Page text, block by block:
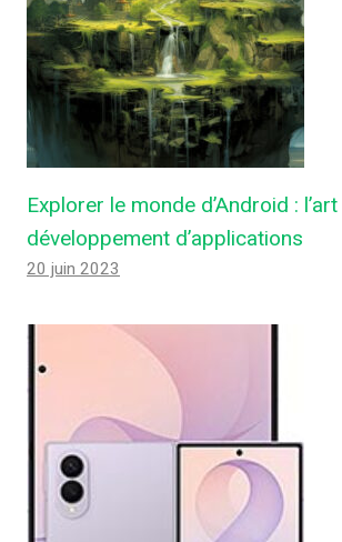
Explorer le monde d’Android :
développement d’applications
20 juin 2023